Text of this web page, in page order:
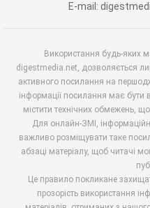
E-mail:
Використання будь-яких
digestmedia.net, дозволяється
активного посилання на
інформації посилання має бути
містити технічних обмежень,
Для онлайн-ЗМІ,
важливо розміщувати таке
абзаці матеріалу, щоб читачі
Це правило покликане
прозорість використання